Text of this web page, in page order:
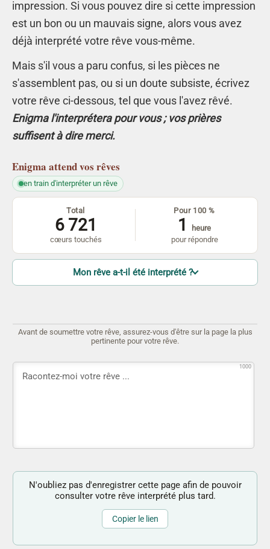
impression. Si vous pouvez dire si cette impression
est un bon ou un mauvais signe, alors vous avez
déjà interprété votre rêve vous-même.
Mais s'il vous a paru confus, si les pièces ne
s'assemblent pas, ou si un doute subsiste, écrivez
votre rêve ci-dessous, tel que vous l'avez rêvé.
Enigma l'interprétera pour vous ; vos prières
suffisent à dire merci.
Enigma attend vos rêves
en train d'interpréter un rêve
Total
6 721
cœurs touchés
Pour 100 %
1
heure
pour répondre
Mon rêve a-t-il été interprété ?
Avant de soumettre votre rêve, assurez-vous d'être sur la page la plus
pertinente pour votre rêve.
1000
N'oubliez pas d'enregistrer cette page afin de pouvoir
consulter votre rêve interprété plus tard.
Copier le lien